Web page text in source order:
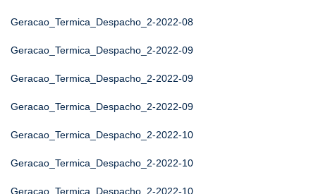
Geracao_Termica_Despacho_2-2022-08
Geracao_Termica_Despacho_2-2022-09
Geracao_Termica_Despacho_2-2022-09
Geracao_Termica_Despacho_2-2022-09
Geracao_Termica_Despacho_2-2022-10
Geracao_Termica_Despacho_2-2022-10
Geracao_Termica_Despacho_2-2022-10